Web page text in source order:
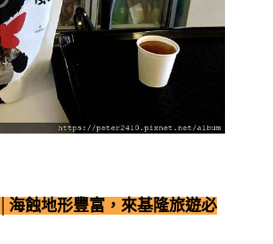
海蝕地形豐富，來基隆旅遊必